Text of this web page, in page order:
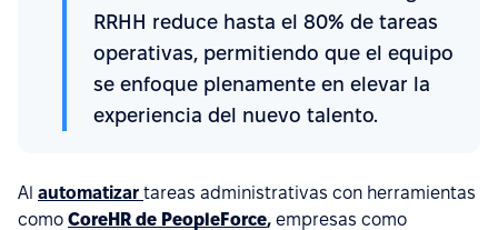
RRHH reduce hasta el 80% de tareas
operativas, permitiendo que el equipo
se enfoque plenamente en elevar la
experiencia del nuevo talento.
Al automatizar tareas administrativas con herramientas
como CoreHR de PeopleForce, empresas como